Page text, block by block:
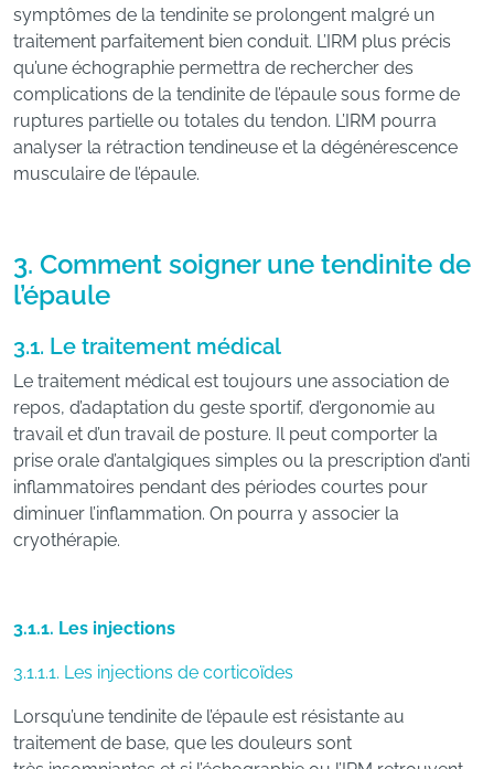
symptômes de la tendinite se prolongent malgré un
traitement parfaitement bien conduit. L’IRM plus précis
qu’une échographie permettra de rechercher des
complications de la tendinite de l’épaule sous forme de
ruptures partielle ou totales du tendon. L’IRM pourra
analyser la rétraction tendineuse et la dégénérescence
musculaire de l’épaule.
3. Comment soigner une tendinite de
l’épaule
3.1. Le traitement médical
Le traitement médical est toujours une association de
repos, d’adaptation du geste sportif, d’ergonomie au
travail et d’un travail de posture. Il peut comporter la
prise orale d’antalgiques simples ou la prescription d’anti
inflammatoires pendant des périodes courtes pour
diminuer l’inflammation. On pourra y associer la
cryothérapie.
3.1.1. Les injections
3.1.1.1. Les injections de corticoïdes
Lorsqu’une tendinite de l’épaule est résistante au
traitement de base, que les douleurs sont